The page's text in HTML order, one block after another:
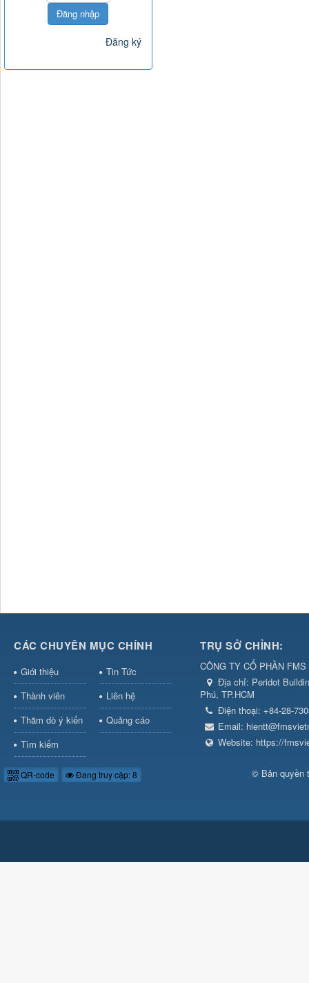
Đăng nhập
Đăng ký
CÁC CHUYÊN MỤC CHÍNH
Giới thiệu
Tin Tức
Thành viên
Liên hệ
Thăm dò ý kiến
Quảng cáo
Tìm kiếm
TRỤ SỞ CHỈNH:
CÔNG TY CỔ PHẦN
Địa chỉ: Peridot
Phú, TP.HCM
Điện thoại: +84-28-
Email:
Website: https://
QR-code Đang truy cập: 8 © Bản quyền